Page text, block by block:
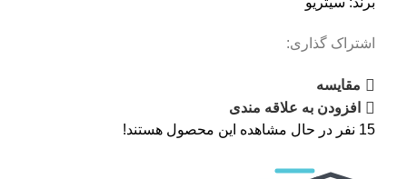
اشتراک گذاری:
مقایسه
افزودن به علاقه مندی
15 نفر در حال مشاهده این محصول هستند!